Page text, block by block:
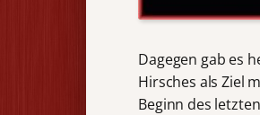
Dagegen gab es
Hirsches als Ziel
Beginn des